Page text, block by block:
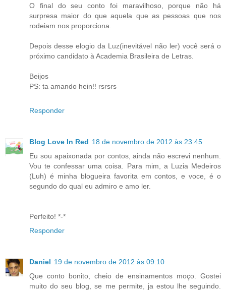
O final do seu conto foi maravilhoso, porque não há
surpresa maior do que aquela que as pessoas que nos
rodeiam nos proporciona.
Depois desse elogio da Luz(inevitável não ler) você será o
próximo candidato à Academia Brasileira de Letras.
Beijos
PS: ta amando hein!! rsrsrs
Responder
Blog Love In Red 18 de novembro de 2012 às 23:45
Eu sou apaixonada por contos, ainda não escrevi nenhum.
Vou te confessar uma coisa. Para mim, a Luzia Medeiros
(Luh) é minha blogueira favorita em contos, e voce, é o
segundo do qual eu admiro e amo ler.
Perfeito! *-*
Responder
Daniel 19 de novembro de 2012 às 09:10
Que conto bonito, cheio de ensinamentos moço. Gostei
muito do seu blog, se me permite, ja estou lhe seguindo.